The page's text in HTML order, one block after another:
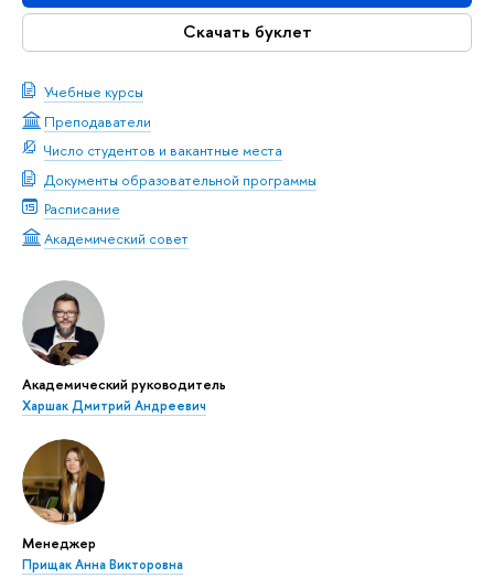
Скачать буклет
Учебные курсы
Преподаватели
Число студентов и вакантные места
Документы образовательной программы
Расписание
Академический совет
Академический руководитель
Харшак Дмитрий Андреевич
Менеджер
Прищак Анна Викторовна